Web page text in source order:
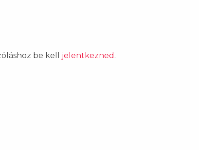
be kell jelentkezned .